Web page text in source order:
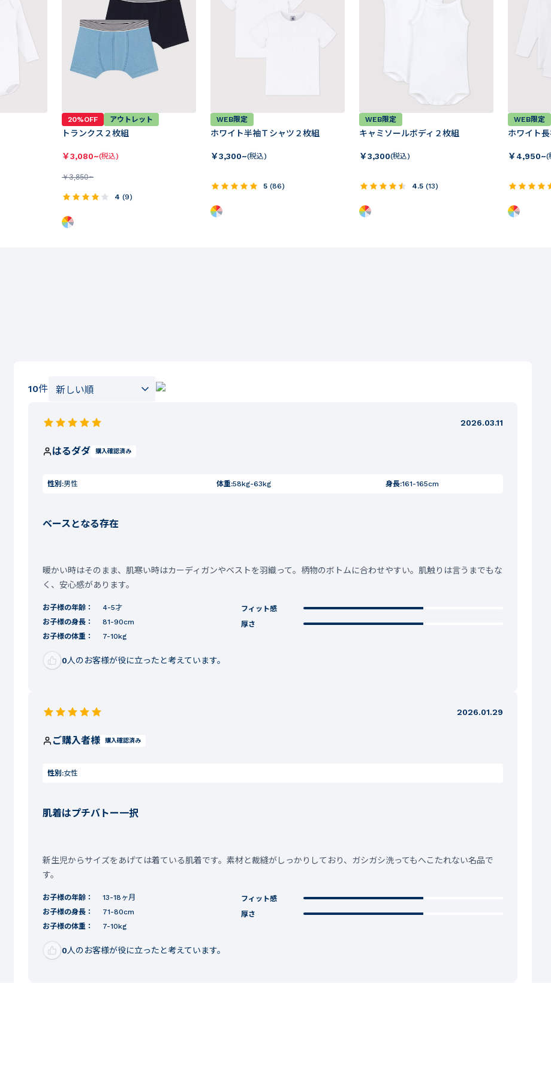
20%OFF アウトレット
トランクス２枚組
￥3,080~(税込)
￥3,850~
4 (9)
WEB限定
ホワイト半袖Ｔシャツ２枚組
￥3,300~(税込)
5 (86)
WEB限定
キャミソールボディ２枚組
￥3,300(税込)
4.5 (13)
WEB限定
ホワイト
￥4,950~(
10件
2026.03.11
はるダダ 購入確認済み
性別:男性 体重:58kg-63kg 身長:161-165cm
ベースとなる存在
暖かい時はそのまま、肌寒い時はカーディガンやベストを羽織って。柄物のボトムに合わせやすい。肌触りは言うまでもな
く、安心感があります。
お子様の年齢：
4-5才
お子様の身長：
81-90cm
お子様の体重：
7-10kg
フィット感
厚さ
0人のお客様が役に立ったと考えています。
2026.01.29
ご購入者様 購入確認済み
性別:女性
肌着はプチバトー一択
新生児からサイズをあげては着ている肌着です。素材と裁縫がしっかりしており、ガシガシ洗ってもへこたれない名品で
す。
お子様の年齢：
13-18ヶ月
お子様の身長：
71-80cm
お子様の体重：
7-10kg
フィット感
厚さ
0人のお客様が役に立ったと考えています。